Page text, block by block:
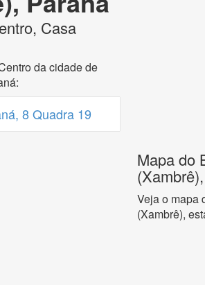
Casa
da cidade de
8 Quadra 19
Mapa do
Veja o mapa
(Xambrê),